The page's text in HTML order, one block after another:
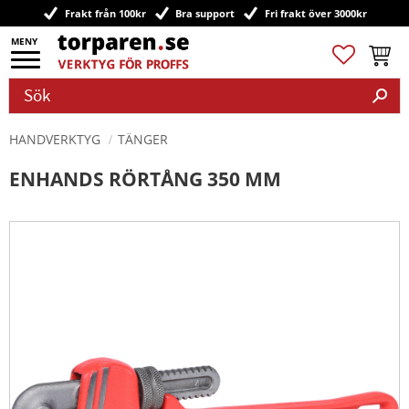
Meny
Frakt från 100kr Bra support Fri frakt över 3000kr
Favoriter
HANDVERKTYG TÄNGER
ENHANDS RÖRTÅNG 350 MM